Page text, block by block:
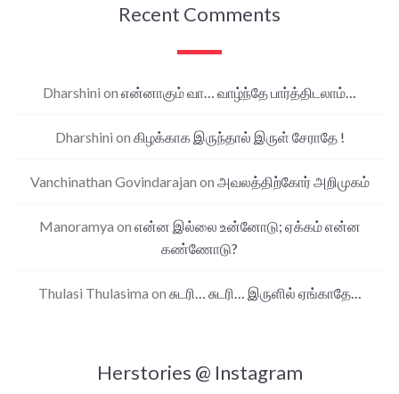
Recent Comments
Dharshini on என்னாகும் வா… வாழ்ந்தே பார்த்திடலாம்…
Dharshini on கிழக்காக இருந்தால் இருள் சேராதே !
Vanchinathan Govindarajan on அவலத்திற்கோர் அறிமுகம்
Manoramya on என்ன இல்லை உன்னோடு; ஏக்கம் என்ன
கண்ணோடு?
Thulasi Thulasima on சுடரி… சுடரி… இருளில் ஏங்காதே…
Herstories @ Instagram